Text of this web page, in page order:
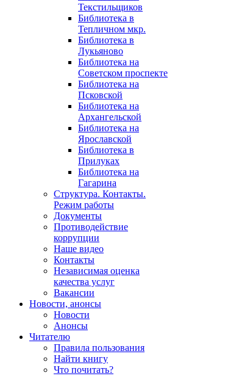
Текстильщиков
Библиотека в
Тепличном мкр.
Библиотека в
Лукьяново
Библиотека на
Советском проспекте
Библиотека на
Псковской
Библиотека на
Архангельской
Библиотека на
Ярославской
Библиотека в
Прилуках
Библиотека на
Гагарина
Структура. Контакты.
Режим работы
Документы
Противодействие
коррупции
Наше видео
Контакты
Независимая оценка
качества услуг
Вакансии
Новости, анонсы
Новости
Анонсы
Читателю
Правила пользования
Найти книгу
Что почитать?